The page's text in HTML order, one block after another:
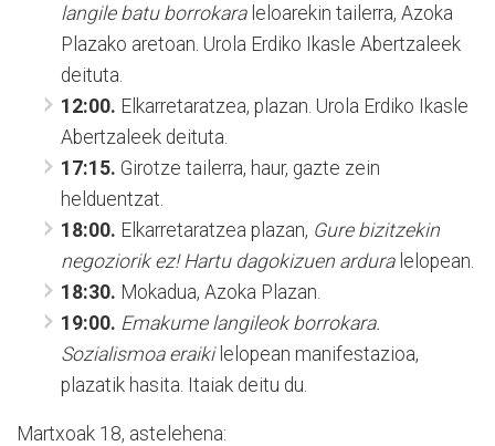
langile batu borrokaraleloarekin tailerra, Azoka
Plazako aretoan. Urola Erdiko Ikasle Abertzaleek
deituta.
12:00. Elkarretaratzea, plazan. Urola Erdiko Ikasle
Abertzaleek deituta.
17:15. Girotze tailerra, haur, gazte zein
helduentzat.
18:00. Elkarretaratzea plazan, Gure bizitzekin
negoziorik ez! Hartu dagokizuen arduralelopean.
18:30. Mokadua, Azoka Plazan.
19:00. Emakume langileok borrokara.
Sozialismoa eraikilelopean manifestazioa,
plazatik hasita. Itaiak deitu du.
Martxoak 18, astelehena: